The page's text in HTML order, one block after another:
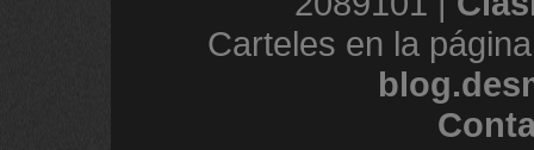
Carteles en la